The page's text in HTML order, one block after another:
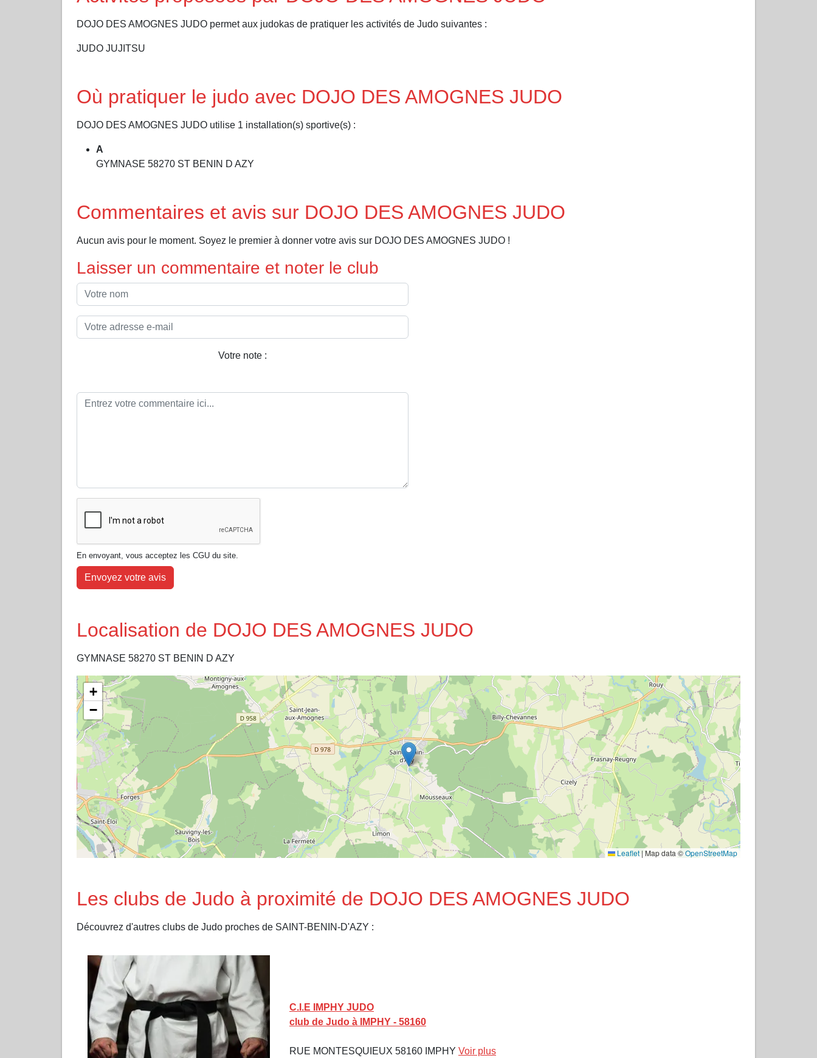
DOJO DES AMOGNES JUDO permet aux judokas de pratiquer les activités de Judo suivantes :
JUDO JUJITSU
Où pratiquer le judo avec DOJO DES AMOGNES JUDO
DOJO DES AMOGNES JUDO utilise 1 installation(s) sportive(s) :
A
GYMNASE 58270 ST BENIN D AZY
Commentaires et avis sur DOJO DES AMOGNES JUDO
Aucun avis pour le moment. Soyez le premier à donner votre avis sur DOJO DES AMOGNES JUDO !
Laisser un commentaire et noter le club
Votre note :
En envoyant, vous acceptez les CGU du site.
Envoyez votre avis
Localisation de DOJO DES AMOGNES JUDO
GYMNASE 58270 ST BENIN D AZY
+
−
Leaflet | Map data ©OpenStreetMap
Les clubs de Judo à proximité de DOJO DES AMOGNES JUDO
Découvrez d'autres clubs de Judo proches de SAINT-BENIN-D'AZY :
C.I.E IMPHY JUDO
club de Judo à IMPHY - 58160
RUE MONTESQUIEUX 58160 IMPHY Voir plus